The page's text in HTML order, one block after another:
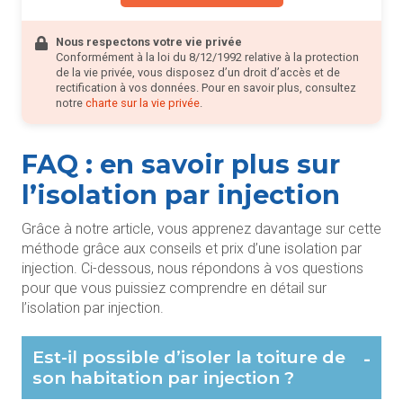
Nous respectons votre vie privée
Conformément à la loi du 8/12/1992 relative à la protection
de la vie privée, vous disposez d’un droit d’accès et de
rectification à vos données. Pour en savoir plus, consultez
notre charte sur la vie privée.
FAQ : en savoir plus sur
l’isolation par injection
Grâce à notre article, vous apprenez davantage sur cette
méthode grâce aux conseils et prix d’une isolation par
injection. Ci-dessous, nous répondons à vos questions
pour que vous puissiez comprendre en détail sur
l’isolation par injection.
Est-il possible d’isoler la toiture de
son habitation par injection ?
-